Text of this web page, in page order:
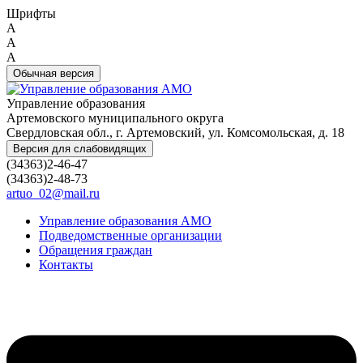
Шрифты
A
A
A
Обычная версия
Управление образования
Артемовского муниципального округа
Свердловская обл., г. Артемовский, ул. Комсомольская, д. 18
Версия для слабовидящих
(34363)2-46-47
(34363)2-48-73
artuo_02@mail.ru
Управление образования АМО
Подведомственные организации
Обращения граждан
Контакты